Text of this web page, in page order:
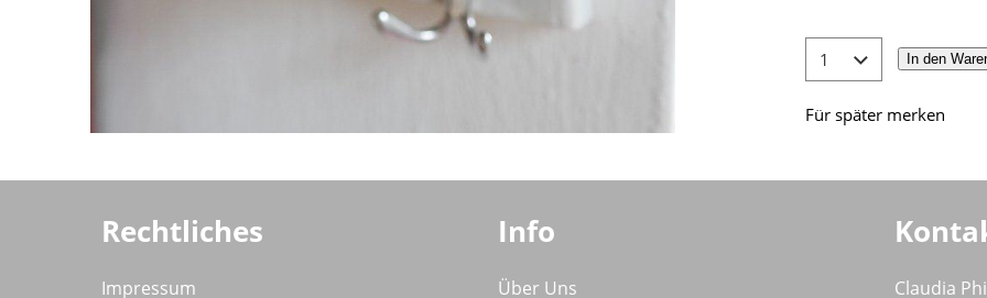
In den
Für später merken
Rechtliches
Impressum
Info
Über Uns Claudia